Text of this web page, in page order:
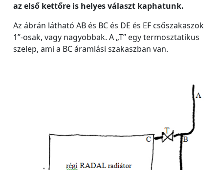
az első kettőre is helyes választ kaphatunk.
Az ábrán látható AB és BC és DE és EF csőszakaszok
1”-osak, vagy nagyobbak. A „T” egy termosztatikus
szelep, ami a BC áramlási szakaszban van.